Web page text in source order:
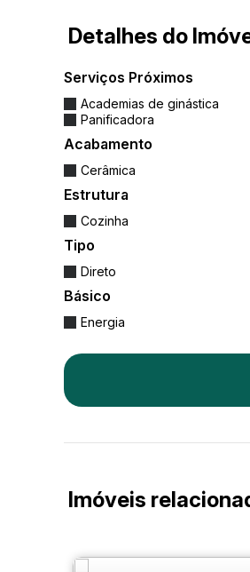
📍Endereço
Rodeado por tudo que
✅ Supermercados,
✅ Farmácia EG Farma
✅ Restaurantes,
✅ Estúdio de pilates,
✅ Fácil acesso à BR-
💰Valor: R$ 325.000,00
quer unir conforto,
📲
Agende uma visita
Viva bem. Viva no
Detalhes do
Serviços Próximos
Academias de ginástica
Panificadora
Acabamento
Cerâmica
Estrutura
Cozinha
Tipo
Direto
Básico
Energia
Imóveis